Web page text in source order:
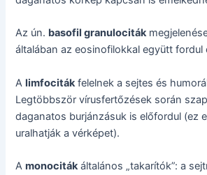
Az ún. basofil granulociták
általában az eosinofilokkal együtt fordul
Alimfociták felelnek a sejtes és
Legtöbbször vírusfertőzések során
daganatos burjánzásuk is előfordul (ez
uralhatják a vérképet).
Amonocitákáltalános „takarítók”: a